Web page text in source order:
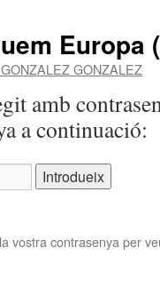
Europa
GONZALEZ
amb
a continuació:
vostra contrasenya per